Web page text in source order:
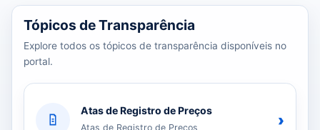
39 tópicos carregados do banco de dados.
Tópicos de Transparência
Explore todos os tópicos de transparência disponíveis no
portal.
Atas de Registro de Preços
Atas de Registro de Preços ›